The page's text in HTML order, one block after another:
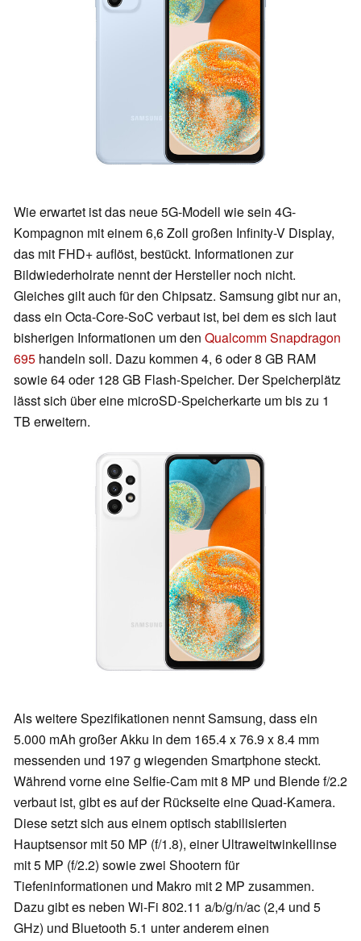
Wie erwartet ist das neue 5G-Modell wie sein 4G-
Kompagnon mit einem 6,6 Zoll großen Infinity-V Display,
das mit FHD+ auflöst, bestückt. Informationen zur
Bildwiederholrate nennt der Hersteller noch nicht.
Gleiches gilt auch für den Chipsatz. Samsung gibt nur an,
dass ein Octa-Core-SoC verbaut ist, bei dem es sich laut
bisherigen Informationen um den Qualcomm Snapdragon
695 handeln soll. Dazu kommen 4, 6 oder 8 GB RAM
sowie 64 oder 128 GB Flash-Speicher. Der Speicherplätz
lässt sich über eine microSD-Speicherkarte um bis zu 1
TB erweitern.
Als weitere Spezifikationen nennt Samsung, dass ein
5.000 mAh großer Akku in dem 165.4 x 76.9 x 8.4 mm
messenden und 197 g wiegenden Smartphone steckt.
Während vorne eine Selfie-Cam mit 8 MP und Blende f/2.2
verbaut ist, gibt es auf der Rückseite eine Quad-Kamera.
Diese setzt sich aus einem optisch stabilisierten
Hauptsensor mit 50 MP (f/1.8), einer Ultraweitwinkellinse
mit 5 MP (f/2.2) sowie zwei Shootern für
Tiefeninformationen und Makro mit 2 MP zusammen.
Dazu gibt es neben Wi-Fi 802.11 a/b/g/n/ac (2,4 und 5
GHz) und Bluetooth 5.1 unter anderem einen